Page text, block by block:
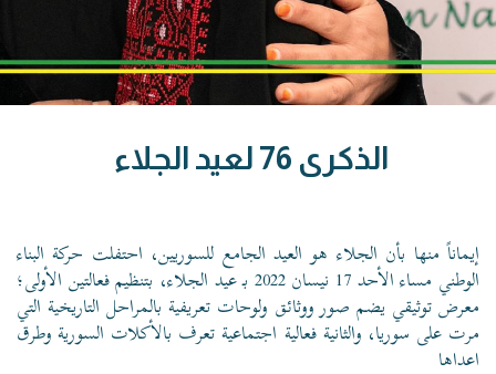
الذكرى 76 لعيد الجلاء
إيماناً منها بأن الجلاء هو العيد الجامع للسوريين، احتفلت حركة البناء
الوطني مساء الأحد 17 نيسان 2022 بـ عيد الجلاء، بتنظيم فعالتين الأولى؛
معرض توثيقي يضم صور ووثائق ولوحات تعريفية بالمراحل التاريخية التي
مرت على سوريا، والثانية فعالية اجتماعية تعرف بالأكلات السورية وطرق
اعداها